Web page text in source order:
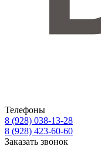
Телефоны
8 (928) 038-13-28
8 (928) 423-60-60
Заказать звонок